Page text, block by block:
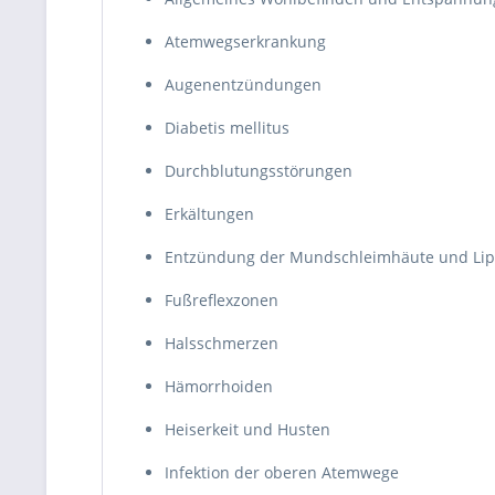
Atemwegserkrankung
Augenentzündungen
Diabetis mellitus
Durchblutungsstörungen
Erkältungen
Entzündung der Mundschleimhäute und
Fußreflexzonen
Halsschmerzen
Hämorrhoiden
Heiserkeit und Husten
Infektion der oberen Atemwege